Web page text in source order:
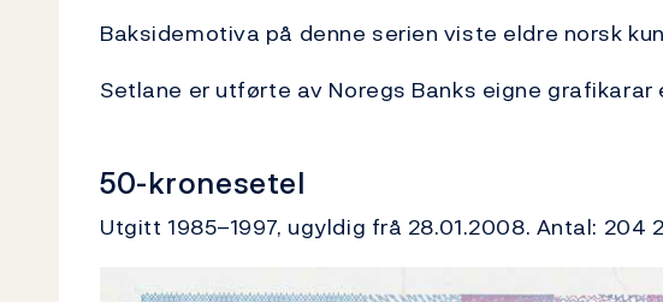
Baksidemotiva på denne serien viste eldre norsk
Setlane er utførte av Noregs Banks eigne grafikarar
50-kronesetel
Utgitt 1985–1997, ugyldig frå 28.01.2008. Antal: 204